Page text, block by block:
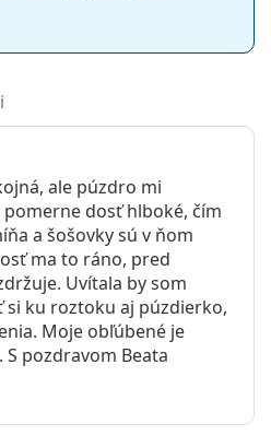
ale púzdro mi
pomerne dosť hlboké, čím
a šošovky sú v ňom
ma to ráno, pred
Uvítala by som
ku roztoku aj púzdierko,
Moje obľúbené je
pozdravom Beata